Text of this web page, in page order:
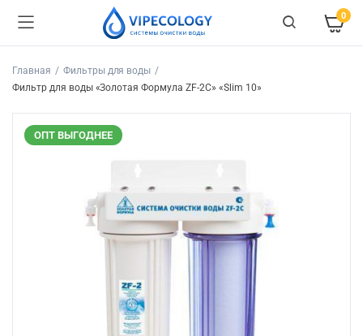
0
Главная
Фильтры для воды
Фильтр для воды «Золотая Формула ZF-2С» «Slim 10»
ОПТ ВЫГОДНЕЕ